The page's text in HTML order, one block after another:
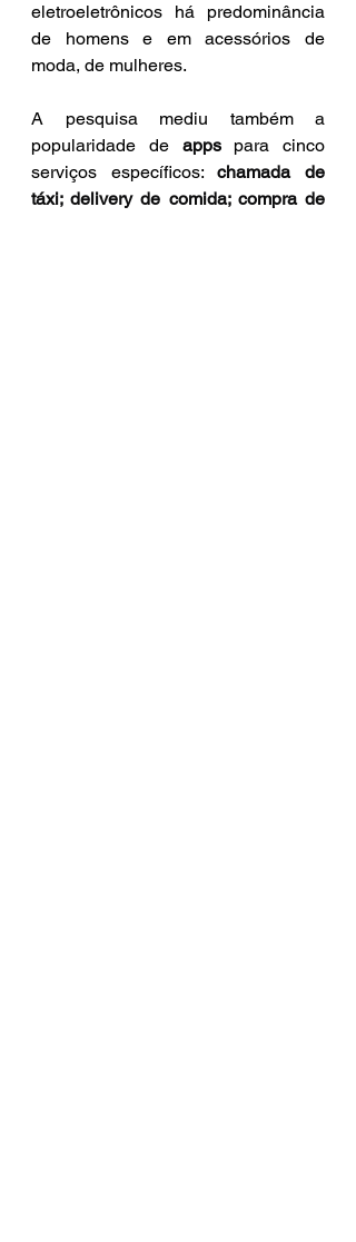
eletroeletrônicos há predominância
de homens e em acessórios de
moda, de mulheres.
A pesquisa mediu também a
popularidade de apps para cinco
serviços específicos: chamada de
táxi; delivery de comida; compra de